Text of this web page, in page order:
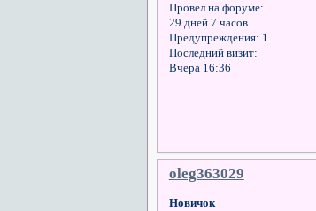
Провел на форуме:
29 дней 7 часов
Предупреждения: 1.
Последний визит:
Вчера 16:36
oleg363029
Новичок